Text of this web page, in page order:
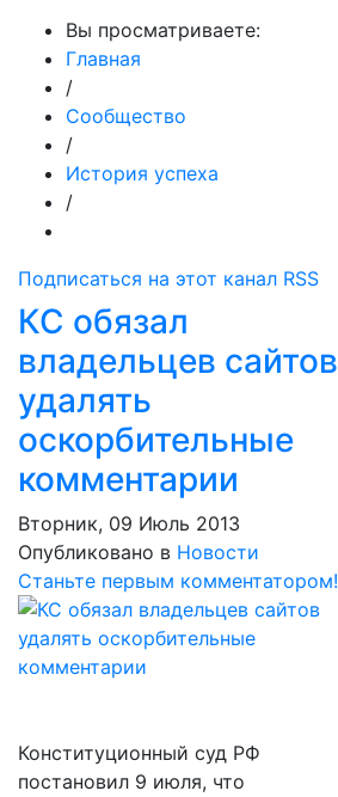
Вы просматриваете:
Главная
/
Сообщество
/
История успеха
/
Подписаться на этот канал RSS
КС обязал
владельцев сайтов
удалять
оскорбительные
комментарии
Вторник, 09 Июль 2013
Опубликовано в Новости
Станьте первым комментатором!
Конституционный суд РФ
постановил 9 июля, что